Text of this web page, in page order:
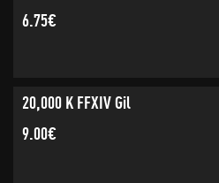
6.75€
20,000 K FFXIV Gil
9.00€